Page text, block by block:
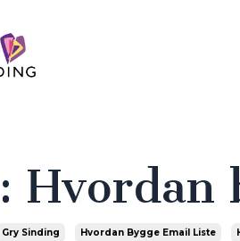
Hvordan
Gry Sinding Hvordan Bygge Email Liste